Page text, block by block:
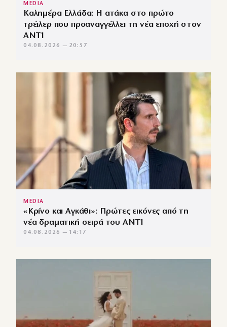
MEDIA
Καλημέρα Ελλάδα: Η ατάκα στο πρώτο
τρέιλερ που προαναγγέλλει τη νέα εποχή στον
ΑΝΤ1
04.08.2026 — 20:57
MEDIA
«Κρίνο και Αγκάθι»: Πρώτες εικόνες από τη
νέα δραματική σειρά του ANT1
04.08.2026 — 14:17